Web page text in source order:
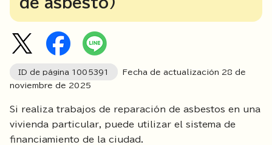
ID de página 1005391 Fecha de actualización 28 de
noviembre de 2025
Si realiza trabajos de reparación de asbestos en una
vivienda particular, puede utilizar el sistema de
financiamiento de la ciudad.